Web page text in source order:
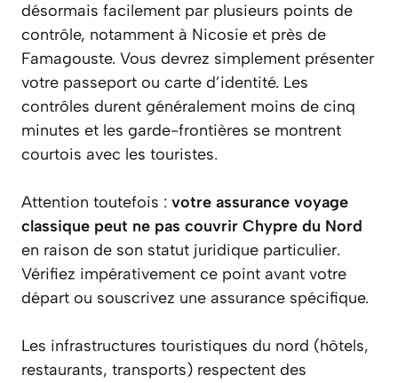
désormais facilement par plusieurs points de
contrôle, notamment à Nicosie et près de
Famagouste. Vous devrez simplement présenter
votre passeport ou carte d’identité. Les
contrôles durent généralement moins de cinq
minutes et les garde-frontières se montrent
courtois avec les touristes.
Attention toutefois : votre assurance voyage
classique peut ne pas couvrir Chypre du Nord
en raison de son statut juridique particulier.
Vérifiez impérativement ce point avant votre
départ ou souscrivez une assurance spécifique.
Les infrastructures touristiques du nord (hôtels,
restaurants, transports) respectent des